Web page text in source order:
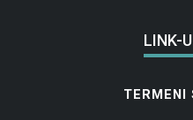
LINK-
TERMENI